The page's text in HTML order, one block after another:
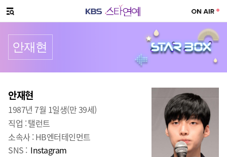
메뉴 열기
안재현
프로필
안재현
1987년 7월 1일생(만 39세)
직업 :탤런트
소속사 : HB엔터테인먼트
SNS : Instagram